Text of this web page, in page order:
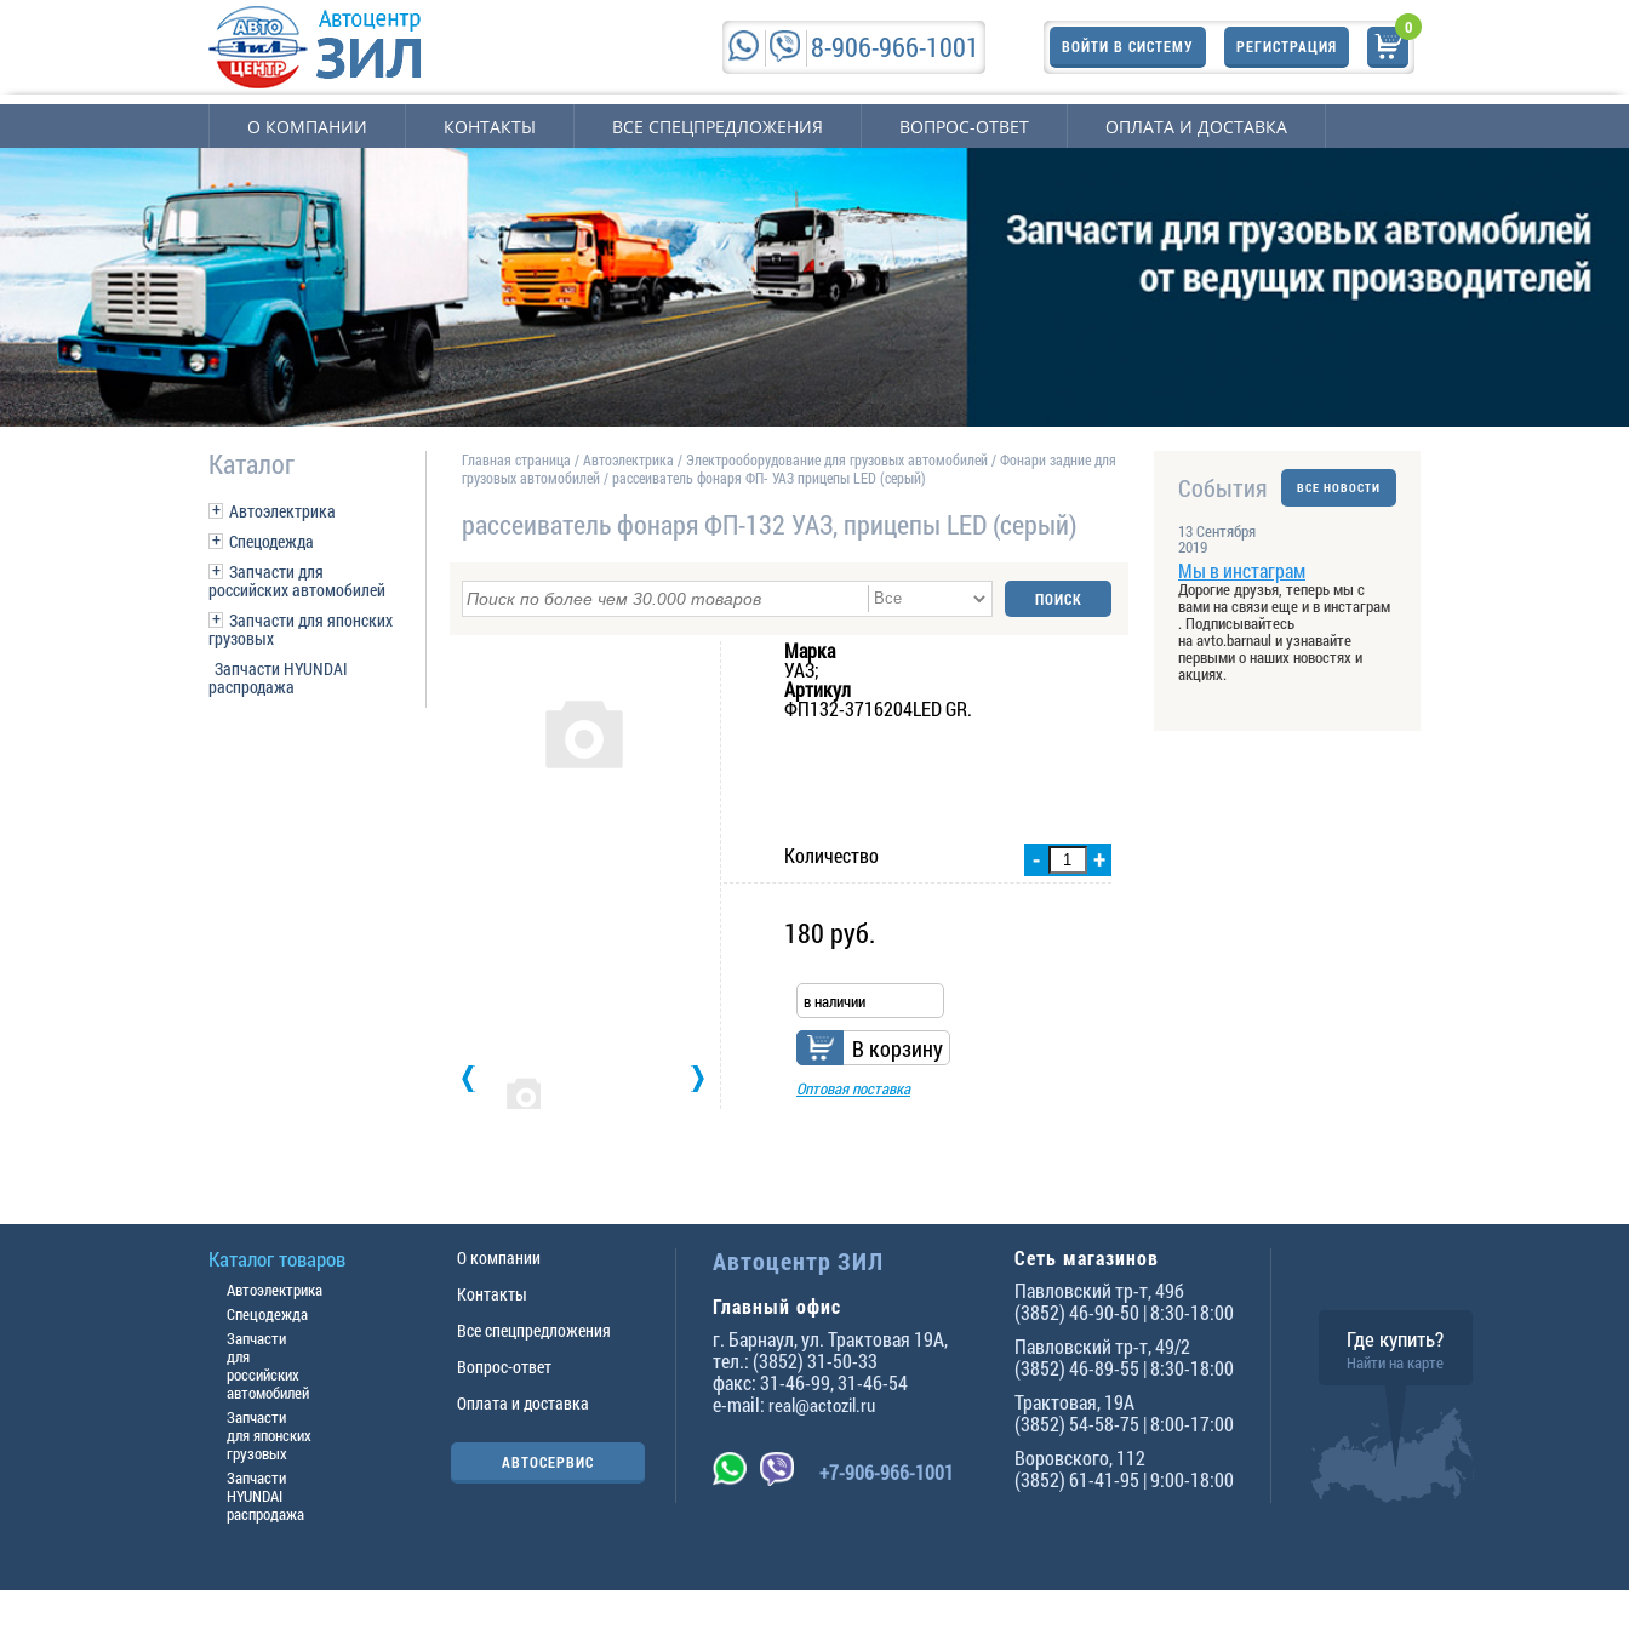
8-906-966-1001
0
ВОЙТИ В СИСТЕМУ РЕГИСТРАЦИЯ
О КОМПАНИИ КОНТАКТЫ ВСЕ СПЕЦПРЕДЛОЖЕНИЯ ВОПРОС-ОТВЕТ ОПЛАТА И ДОСТАВКА
Каталог
Автоэлектрика
Спецодежда
Запчасти для
российских автомобилей
Запчасти для японских
грузовых
Запчасти HYUNDAI
распродажа
ВСЕ НОВОСТИ
События
13 Сентября
2019
Мы в инстаграм
Дорогие друзья, теперь мы с
вами на связи еще и в инстаграм
. Подписывайтесь
на avto.barnaul и узнавайте
первыми о наших новостях и
акциях.
Главная страница /Автоэлектрика /Электрооборудование для грузовых автомобилей /Фонари задние для
грузовых автомобилей /рассеиватель фонаря ФП- УАЗ прицепы LED (серый)
рассеиватель фонаря ФП-132 УАЗ, прицепы LED (серый)
Марка
УАЗ;
Артикул
ФП132-3716204LED GR.
+
-
Количество
180 руб.
в наличии
В корзину
Оптовая поставка
Каталог товаров
Автоэлектрика
Спецодежда
Запчасти
для
российских
автомобилей
Запчасти
для японских
грузовых
Запчасти
HYUNDAI
распродажа
О компании
Контакты
Все спецпредложения
Вопрос-ответ
Оплата и доставка
АВТОСЕРВИС
Автоцентр ЗИЛ
Главный офис
г. Барнаул,ул. Трактовая 19А,
тел.: (3852) 31-50-33
факс:31-46-99,31-46-54
e-mail: real@actozil.ru
+7-906-966-1001
Сеть магазинов
Павловский тр-т, 49б
(3852) 46-90-50 | 8:30-18:00
Павловский тр-т, 49/2
(3852) 46-89-55 | 8:30-18:00
Трактовая, 19А
(3852) 54-58-75 | 8:00-17:00
Воровского, 112
(3852) 61-41-95 | 9:00-18:00
Где купить?
Найти на карте